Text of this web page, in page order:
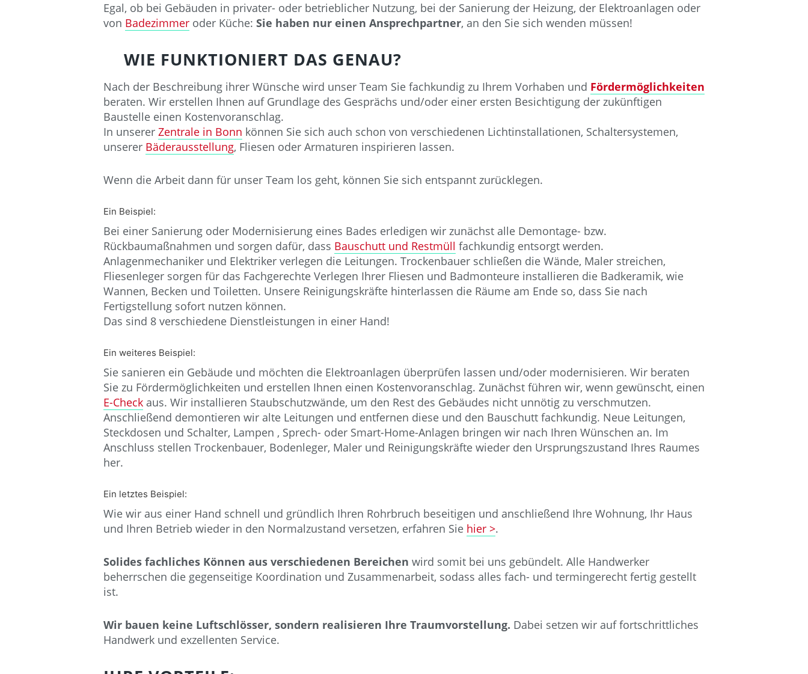
Egal, ob bei Gebäuden in privater- oder betrieblicher Nutzung, bei der Sanierung der Heizung, der Elektroanlagen oder
von Badezimmer oder Küche: Sie haben nur einen Ansprechpartner, an den Sie sich wenden müssen!
WIE FUNKTIONIERT DAS GENAU?
Nach der Beschreibung ihrer Wünsche wird unser Team Sie fachkundig zu Ihrem Vorhaben und Fördermöglichkeiten
beraten. Wir erstellen Ihnen auf Grundlage des Gesprächs und/oder einer ersten Besichtigung der zukünftigen
Baustelle einen Kostenvoranschlag.
In unserer Zentrale in Bonn können Sie sich auch schon von verschiedenen Lichtinstallationen, Schaltersystemen,
unserer Bäderausstellung, Fliesen oder Armaturen inspirieren lassen.
Wenn die Arbeit dann für unser Team los geht, können Sie sich entspannt zurücklegen.
Ein Beispiel:
Bei einer Sanierung oder Modernisierung eines Bades erledigen wir zunächst alle Demontage- bzw.
Rückbaumaßnahmen und sorgen dafür, dass Bauschutt und Restmüll fachkundig entsorgt werden.
Anlagenmechaniker und Elektriker verlegen die Leitungen. Trockenbauer schließen die Wände, Maler streichen,
Fliesenleger sorgen für das Fachgerechte Verlegen Ihrer Fliesen und Badmonteure installieren die Badkeramik, wie
Wannen, Becken und Toiletten. Unsere Reinigungskräfte hinterlassen die Räume am Ende so, dass Sie nach
Fertigstellung sofort nutzen können.
Das sind 8 verschiedene Dienstleistungen in einer Hand!
Ein weiteres Beispiel:
Sie sanieren ein Gebäude und möchten die Elektroanlagen überprüfen lassen und/oder modernisieren. Wir beraten
Sie zu Fördermöglichkeiten und erstellen Ihnen einen Kostenvoranschlag. Zunächst führen wir, wenn gewünscht, einen
E-Check aus. Wir installieren Staubschutzwände, um den Rest des Gebäudes nicht unnötig zu verschmutzen.
Anschließend demontieren wir alte Leitungen und entfernen diese und den Bauschutt fachkundig. Neue Leitungen,
Steckdosen und Schalter, Lampen , Sprech- oder Smart-Home-Anlagen bringen wir nach Ihren Wünschen an. Im
Anschluss stellen Trockenbauer, Bodenleger, Maler und Reinigungskräfte wieder den Ursprungszustand Ihres Raumes
her.
Ein letztes Beispiel:
Wie wir aus einer Hand schnell und gründlich Ihren Rohrbruch beseitigen und anschließend Ihre Wohnung, Ihr Haus
und Ihren Betrieb wieder in den Normalzustand versetzen, erfahren Sie hier >.
Solides fachliches Können aus verschiedenen Bereichen wird somit bei uns gebündelt. Alle Handwerker
beherrschen die gegenseitige Koordination und Zusammenarbeit, sodass alles fach- und termingerecht fertig gestellt
ist.
Wir bauen keine Luftschlösser, sondern realisieren Ihre Traumvorstellung. Dabei setzen wir auf fortschrittliches
Handwerk und exzellenten Service.